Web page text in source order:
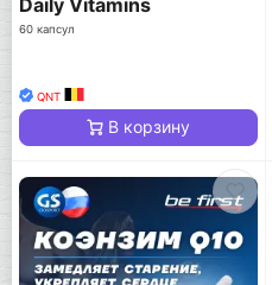
60 капсул
QNT
В корзину